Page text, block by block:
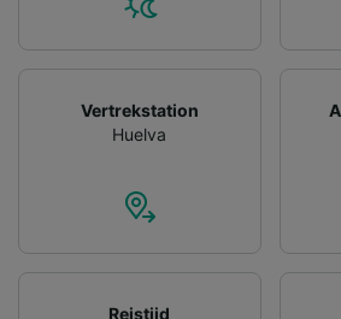
Vertrekstation
Huelva
Reistijd
gevraagd om je niet te volgen.
Wij en onze partners
Precieze geolocatiegegevens
apparaatkenmerken actief
advertenties en content,
contentmetingen,
ontwikkeling van diensten.